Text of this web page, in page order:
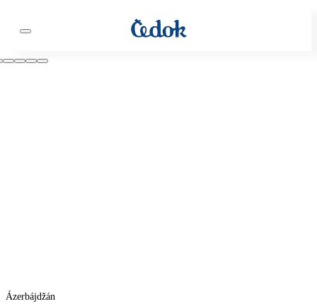
Ázerbájdžán